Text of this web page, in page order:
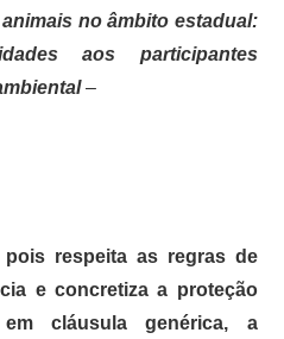
no âmbito estadual:
aos participantes
–
respeita as regras de
e concretiza a proteção
cláusula genérica, a